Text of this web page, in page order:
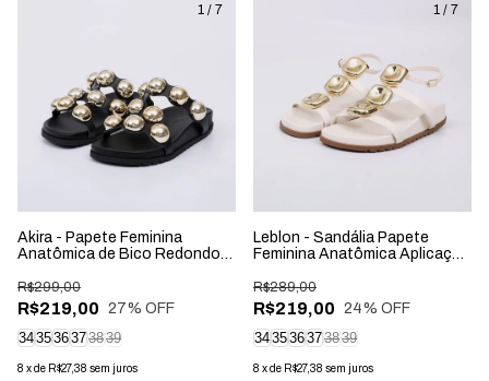
1 / 7
Akira - Papete Feminina
Anatômica de Bico Redondo
R$219,00
R$299,00
27% OFF
343536373839
8 xde R$27,38 sem juros
1 / 7
Leblon - Sandália Papete
Feminina Anatômica Aplicação
R$219,00
R$289,00
24% OFF
343536373839
8 xde R$27,38 sem juros